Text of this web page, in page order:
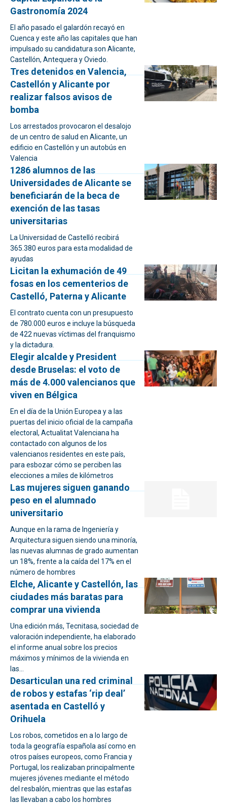
Gastronomía 2024
El año pasado el galardón recayó en
Cuenca y este año las capitales que han
impulsado su candidatura son Alicante,
Castellón, Antequera y Oviedo.
Tres detenidos en Valencia,
Castellón y Alicante por
realizar falsos avisos de
bomba
Los arrestados provocaron el desalojo
de un centro de salud en Alicante, un
edificio en Castellón y un autobús en
Valencia
1286 alumnos de las
Universidades de Alicante se
beneficiarán de la beca de
exención de las tasas
universitarias
La Universidad de Castelló recibirá
365.380 euros para esta modalidad de
ayudas
Licitan la exhumación de 49
fosas en los cementerios de
Castelló, Paterna y Alicante
El contrato cuenta con un presupuesto
de 780.000 euros e incluye la búsqueda
de 422 nuevas víctimas del franquismo
y la dictadura.
Elegir alcalde y President
desde Bruselas: el voto de
más de 4.000 valencianos que
viven en Bélgica
En el día de la Unión Europea y a las
puertas del inicio oficial de la campaña
electoral, Actualitat Valenciana ha
contactado con algunos de los
valencianos residentes en este país,
para esbozar cómo se perciben las
elecciones a miles de kilómetros
Las mujeres siguen ganando
peso en el alumnado
universitario
Aunque en la rama de Ingeniería y
Arquitectura siguen siendo una minoría,
las nuevas alumnas de grado aumentan
un 18%, frente a la caída del 17% en el
número de hombres
Elche, Alicante y Castellón, las
ciudades más baratas para
comprar una vivienda
Una edición más, Tecnitasa, sociedad de
valoración independiente, ha elaborado
el informe anual sobre los precios
máximos y mínimos de la vivienda en
las...
Desarticulan una red criminal
de robos y estafas ‘rip deal’
asentada en Castelló y
Orihuela
Los robos, cometidos en a lo largo de
toda la geografía española así como en
otros países europeos, como Francia y
Portugal, los realizaban principalmente
mujeres jóvenes mediante el método
del resbalón, mientras que las estafas
las llevaban a cabo los hombres